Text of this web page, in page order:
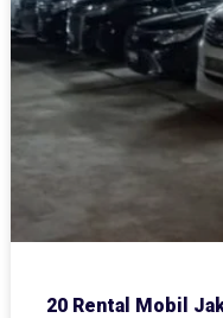
20 Rental Mobil